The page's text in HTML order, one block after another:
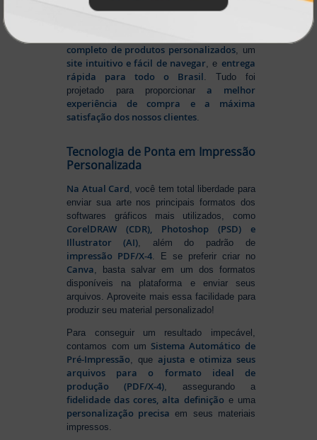
personalização online, oferecendo
completo de produtos personalizados, um
site intuitivo e fácil de navegar, e entrega
rápida para todo o Brasil. Tudo foi
projetado para proporcionara melhor
experiência de compra e a máxima
satisfação dos nossos clientes.
Tecnologia de Ponta em Impressão
Personalizada
Na Atual Card , você tem total liberdade para
enviar sua arte nos principais formatos dos
softwares gráficos mais utilizados, como
CorelDRAW (CDR), Photoshop (PSD) e
Illustrator (AI) , além do padrão de
impressão PDF/X-4 . E se preferir criar no
Canva , basta salvar em um dos formatos
disponíveis na plataforma e enviar seus
arquivos. Aproveite mais essa facilidade para
produzir seu material personalizado!
Para conseguir um resultado impecável,
contamos com um Sistema Automático de
Pré-Impressão , queajusta e otimiza seus
arquivos para o formato ideal de
produção (PDF/X-4) , assegurando a
fidelidade das cores, alta definição e uma
personalização precisa em seus materiais
impressos.